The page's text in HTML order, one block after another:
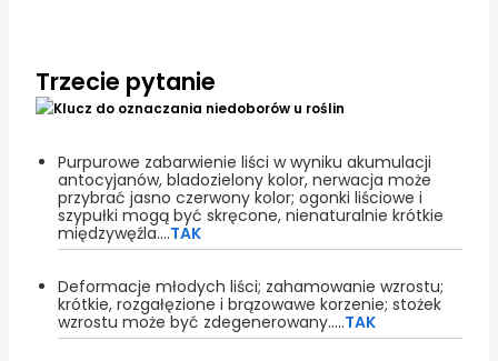
Trzecie pytanie
Purpurowe zabarwienie liści w wyniku akumulacji
antocyjanów, bladozielony kolor, nerwacja może
przybrać jasno czerwony kolor; ogonki liściowe i
szypułki mogą być skręcone, nienaturalnie krótkie
międzywęźla....TAK
Deformacje młodych liści; zahamowanie wzrostu;
krótkie, rozgałęzione i brązowawe korzenie; stożek
wzrostu może być zdegenerowany.....TAK